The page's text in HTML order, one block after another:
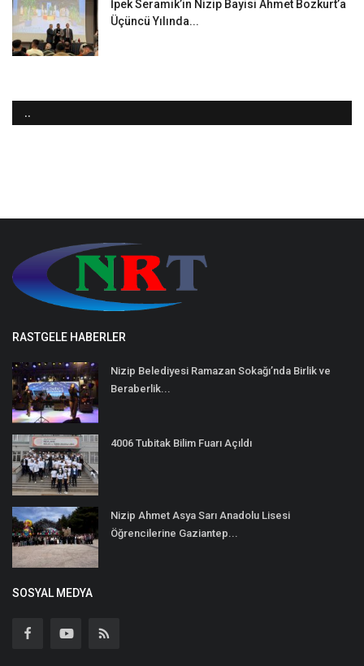
İpek Seramik’in Nizip Bayisi Ahmet Bozkurt’a
Üçüncü Yılında...
..
RASTGELE HABERLER
Nizip Belediyesi Ramazan Sokağı’nda Birlik ve
Beraberlik...
4006 Tubitak Bilim Fuarı Açıldı
Nizip Ahmet Asya Sarı Anadolu Lisesi
Öğrencilerine Gaziantep...
SOSYAL MEDYA